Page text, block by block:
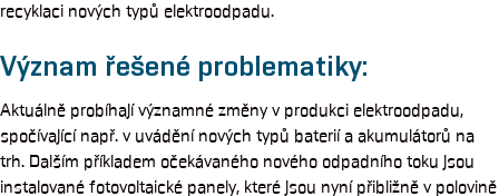
recyklaci nových typů elektroodpadu.
Význam řešené problematiky:
Aktuálně probíhají významné změny v produkci elektroodpadu,
spočívající např. v uvádění nových typů baterií a akumulátorů na
trh. Dalším příkladem očekávaného nového odpadního toku jsou
instalované fotovoltaické panely, které jsou nyní přibližně v polovině